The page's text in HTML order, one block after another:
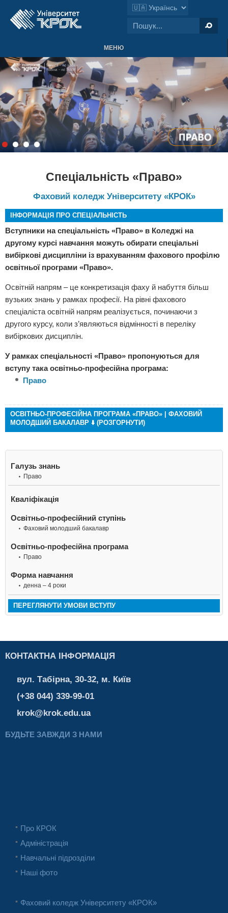
МЕНЮ
Спеціальність «Право»
Фаховий коледж Університету «КРОК»
ІНФОРМАЦІЯ ПРО СПЕЦІАЛЬНІСТЬ
Вступники на спеціальність «Право» в Коледжі на
другому курсі навчання можуть обирати спеціальні
вибіркові дисципліни із врахуванням фахового профілю
освітньої програми «Право».
Освітній напрям – це конкретизація фаху й набуття більш
вузьких знань у рамках професії. На рівні фахового
спеціаліста освітній напрям реалізується, починаючи з
другого курсу, коли з’являються відмінності в переліку
вибіркових дисциплін.
У рамках спеціальності «Право» пропонуються для
вступу така освітньо-професійна програма:
Право
ОСВІТНЬО-ПРОФЕСІЙНА ПРОГРАМА «ПРАВО» | ФАХОВИЙ
МОЛОДШИЙ БАКАЛАВР
Галузь знань
Право
Кваліфікація
Освітньо-професійний ступінь
Фаховий молодший бакалавр
Освітньо-професійна програма
Право
Форма навчання
денна – 4 роки
ПЕРЕГЛЯНУТИ УМОВИ ВСТУПУ
КОНТАКТНА ІНФОРМАЦІЯ
вул. Табірна, 30-32, м. Київ
(+38 044) 339-99-01
krok@krok.edu.ua
БУДЬТЕ ЗАВЖДИ З НАМИ
Про КРОК
Адміністрація
Навчальні підрозділи
Наші фото
Фаховий коледж Університету «КРОК»